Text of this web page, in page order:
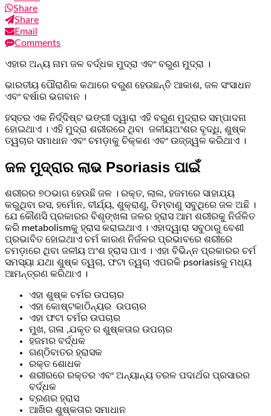
Share
Share
Email
Comments
ଏହାର ଅନ୍ୟ ନାମ ଜଳ ବର୍ଦ୍ଧକ ମୁଦ୍ରା ଏବଂ ବରୁଣ ମୁଦ୍ରା ।
ଭାରତୀୟ ପୌରାଣିକ କଥାରେ ବରୁଣ ହେଉଛନ୍ତି ଆକାଶ, ଜଳ ସଂସାଧନ
ଏବଂ ବର୍ଷାର ଭଗବାନ ।
ହସ୍ତର ଏକ ନିର୍ଦ୍ଦିଷ୍ଟ ଭଙ୍ଗୀ ଦ୍ୱାରା ଏହି ବରୁଣ ମୁଦ୍ରାର ସମ୍ପାଦନା
ହୋଇଥାଏ । ଏହି ମୁଦ୍ରା ଶରୀରରେ ଥିବା ଜଳୀୟଅଂଶର ବୃଦ୍ଧି, ଶୁଷ୍କ
ତ୍ୱଚାର ସମାଧାନ ଏବଂ ଚମଡ଼ାକୁ ଚିକ୍କଣ ଏବଂ ଉଜ୍ଜ୍ୱଳ କରିଥାଏ ।
ଜଳ ମୁଦ୍ରାର ଲାଭ Psoriasis ପାଇଁ
ଶରୀରର ୭୦ଭାଗ ହେଉଛି ଜଳ । ରକ୍ତ, ଲାଲ, ହଜମରେ ସାହାଯ୍ୟ
କରୁଥିବା ରସ, ହର୍ମୋନ, ବୀର୍ଯ୍ୟ, ଶୁକ୍ରାଣୁ, ଡିମ୍ବାଣୁ ସବୁଥିରେ ଜଳ ଅଛି ।
ଯେ କୌଣସି ପ୍ରକାରର ବିଶୃଙ୍ଖଳା ଜଳର ହ୍ରାସ ଆମ ଶରୀରକୁ ନିର୍ଜଳିତ
କରି metabolismକୁ ହ୍ରାସ କରାଇଥାଏ । ଏହାଦ୍ୱାରା ସବୁଠାରୁ ବେଶୀ
ପ୍ରଭାବିତ ହୋଇଥାଏ ଚର୍ମ କାରଣ ନିର୍ଜଳର ପ୍ରଭାବରେ ଶରୀରେ
ଚମଡ଼ାରେ ଥିବା ଜଳୀୟ ଅଂଶ ହ୍ରାସ ପାଏ । ଏହା ବିଭିନ୍ନ ପ୍ରକାରର ଚର୍ମ
ସମସ୍ୟା ଯଥା ଶୁଷ୍କ ତ୍ୱଚା, ଫଟା ତ୍ୱଚା ଏପରକି psoriasisକୁ ମଧ୍ୟ
ଆମନ୍ତ୍ରଣ କରିଥାଏ ।
ଏହା ଶୁଷ୍କ ଚର୍ମର ଉପଚାର
ଏହା କୋଷ୍ଟକାଠିନ୍ୟର ଉପଚାର
ଏହା ଫଟା ଚର୍ମର ଉପଚାର
ମୁଖ, ଗଳା ,ଯକୃତ ର ଶୁଷ୍କତାର ଉପଚାର
ହଜମର ବର୍ଦ୍ଧକ
ଗଣ୍ଠିବାତର ହ୍ରାସକ
ରକ୍ତ ଶୋଧକ
ଶରୀରରେ ରକ୍ତର ଏବଂ ଅନ୍ୟାନ୍ୟ ତରଳ ପଦାର୍ଥର ପ୍ରସାରର
ବର୍ଦ୍ଧକ
ବ୍ରଣର ହ୍ରାସ
ଆଖିର ଶୁଷ୍କତାର ସମାଧାନ